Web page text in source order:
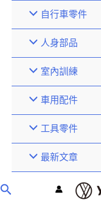
自行車零件
人身部品
室內訓練
車用配件
工具零件
最新文章